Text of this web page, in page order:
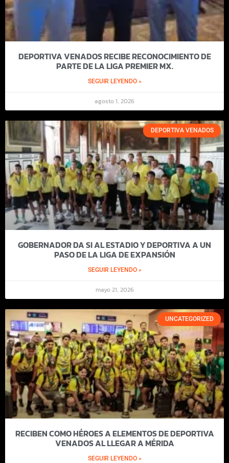
DEPORTIVA VENADOS RECIBE RECONOCIMIENTO DE
PARTE DE LA LIGA PREMIER MX.
SEGUIR LEYENDO »
agosto 1, 2026
DEPORTIVA VENADOS
GOBERNADOR DA SI AL ESTADIO Y DEPORTIVA A UN
PASO DE LA LIGA DE EXPANSIÓN
SEGUIR LEYENDO »
mayo 21, 2026
UNCATEGORIZED
RECIBEN COMO HÉROES A ELEMENTOS DE DEPORTIVA
VENADOS AL LLEGAR A MÉRIDA
SEGUIR LEYENDO »